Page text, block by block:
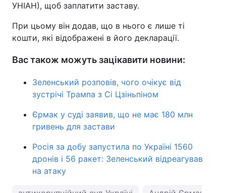
УНІАН), щоб заплатити заставу.
При цьому він додав, що в нього є лише ті
кошти, які відображені в його декларації.
Вас також можуть зацікавити новини:
Зеленський розповів, чого очікує від
зустрічі Трампа з Сі Цзіньпіном
Єрмак у суді заявив, що не має 180 млн
гривень для застави
Росія за добу запустила по Україні 1560
дронів і 56 ракет: Зеленський відреагував
на атаку